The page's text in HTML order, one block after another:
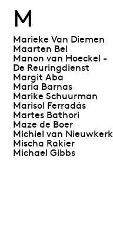
M
Marieke Van Diemen
Maarten Bel
Manon van Hoeckel -
De Reuringdienst
Margit Aba
Maria Barnas
Marike Schuurman
Marisol Ferradás
Martes Bathori
Maze de Boer
Michiel van Nieuwkerk
Mischa Rakier
Michael Gibbs